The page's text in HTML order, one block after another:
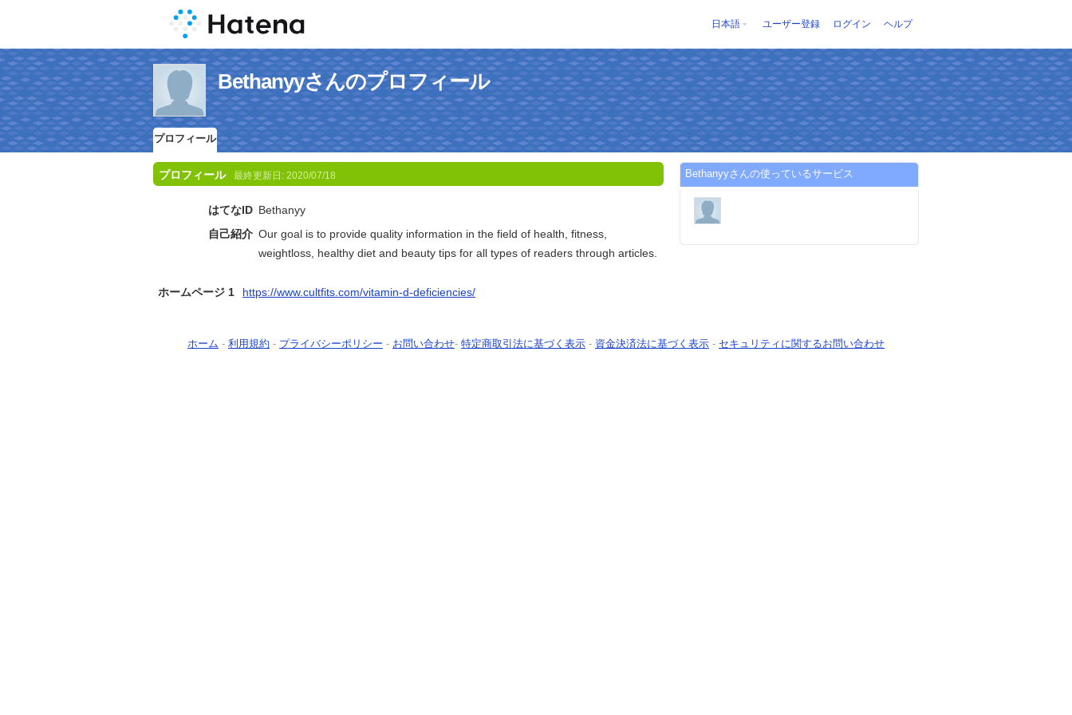
日本語 ユーザー登録 ログイン ヘルプ
Bethanyyさんのプロフィール
プロフィール
プロフィール 最終更新日: 2020/07/18
はてなID Bethanyy
自己紹介 Our goal is to provide quality information in the field of health, fitness,
weightloss, healthy diet and beauty tips for all types of readers through articles.
ホームページ 1 https://www.cultfits.com/vitamin-d-deficiencies/
Bethanyyさんの使っているサービス
ホーム - 利用規約 - プライバシーポリシー - お問い合わせ- 特定商取引法に基づく表示 - 資金決済法に基づく表示 - セキュリティに関するお問い合わせ